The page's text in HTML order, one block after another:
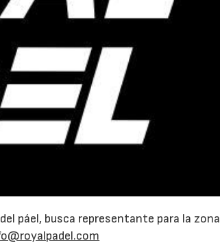
páel, busca representante para la zona